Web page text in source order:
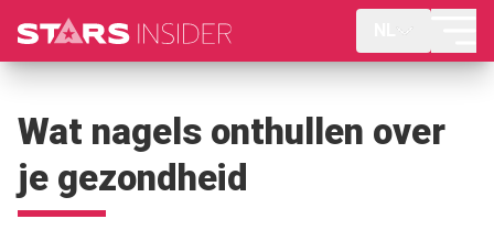
Wat nagels onthullen over
je gezondheid